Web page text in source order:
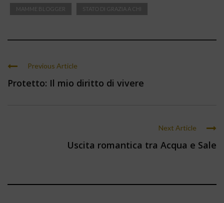
MAMME BLOGGER STATO DI GRAZIA A CHI
Previous Article
Protetto: Il mio diritto di vivere
Next Article
Uscita romantica tra Acqua e Sale